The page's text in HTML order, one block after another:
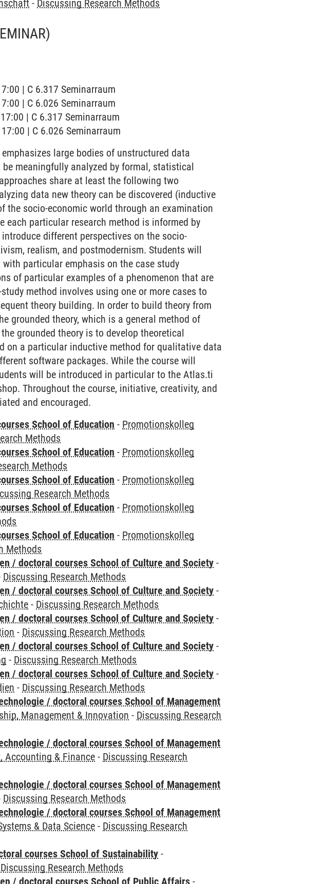
- Discussing Research Methods
| C 6.317 Seminarraum
| C 6.026 Seminarraum
| C 6.317 Seminarraum
| C 6.026 Seminarraum
large bodies of unstructured data
meaningfully analyzed by formal, statistical
share at least the following two
data new theory can be discovered (inductive
the socio-economic world through an examination
particular research method is informed by
different perspectives on the socio-
realism, and postmodernism. Students will
particular emphasis on the case study
of particular examples of a phenomenon that are
method involves using one or more cases to
theory building. In order to build theory from
grounded theory, which is a general method of
grounded theory is to develop theoretical
on a particular inductive method for qualitative data
software packages. While the course will
will be introduced in particular to the Atlas.ti
Throughout the course, initiative, creativity, and
and encouraged.
School of Education - Promotionskolleg
Methods
School of Education - Promotionskolleg
Methods
School of Education - Promotionskolleg
Research Methods
School of Education - Promotionskolleg
School of Education - Promotionskolleg
Methods
/ doctoral courses School of Culture and Society -
Discussing Research Methods
/ doctoral courses School of Culture and Society -
- Discussing Research Methods
/ doctoral courses School of Culture and Society -
- Discussing Research Methods
/ doctoral courses School of Culture and Society -
- Discussing Research Methods
/ doctoral courses School of Culture and Society -
- Discussing Research Methods
/ doctoral courses School of Management
Management & Innovation - Discussing Research
/ doctoral courses School of Management
Accounting & Finance - Discussing Research
/ doctoral courses School of Management
Discussing Research Methods
/ doctoral courses School of Management
& Data Science - Discussing Research
courses School of Sustainability -
Discussing Research Methods
/ doctoral courses School of Public Affairs -